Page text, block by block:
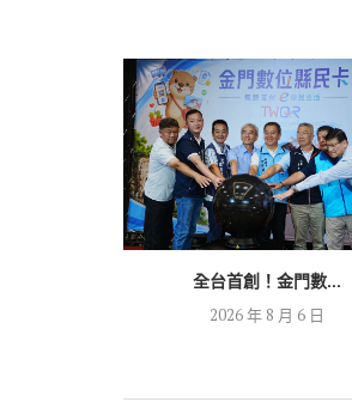
全台首創！金門數...
2026 年 8 月 6 日